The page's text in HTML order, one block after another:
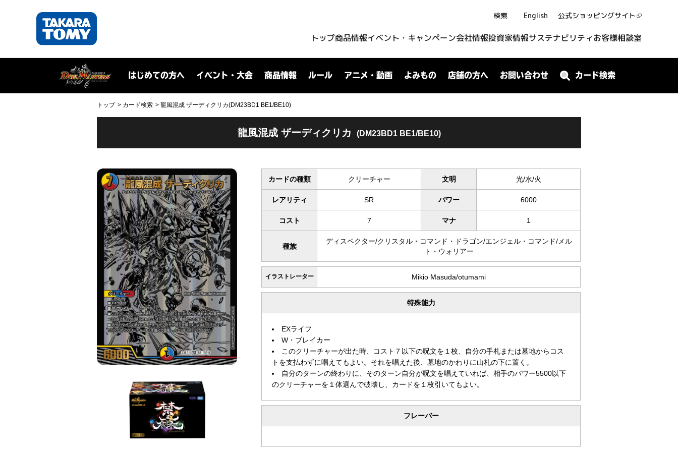
検索 English 公式ショッピングサイト
トップ商品情報イベント・キャンペーン会社情報投資家情報サステナビリティお客様相談室
はじめての方へ イベント・大会 商品情報 ルール アニメ・動画 よみもの 店舗の方へ お問い合わせ カード検索
トップ カード検索 龍風混成 ザーディクリカ(DM23BD1 BE1/BE10)
龍風混成 ザーディクリカ (DM23BD1 BE1/BE10)
カードの種類 クリーチャー 文明 光/水/火
レアリティ SR パワー 6000
コスト 7 マナ 1
種族
ディスペクター/クリスタル・コマンド・ドラゴン/エンジェル・コマンド/メル
ト・ウォリアー
イラストレーター Mikio Masuda/otumami
特殊能力
EXライフ
W・ブレイカー
このクリーチャーが出た時、コスト７以下の呪文を１枚、自分の手札または墓地からコス
トを支払わずに唱えてもよい。それを唱えた後、墓地のかわりに山札の下に置く。
自分のターンの終わりに、そのターン自分が呪文を唱えていれば、相手のパワー5500以下
のクリーチャーを１体選んで破壊し、カードを１枚引いてもよい。
フレーバー